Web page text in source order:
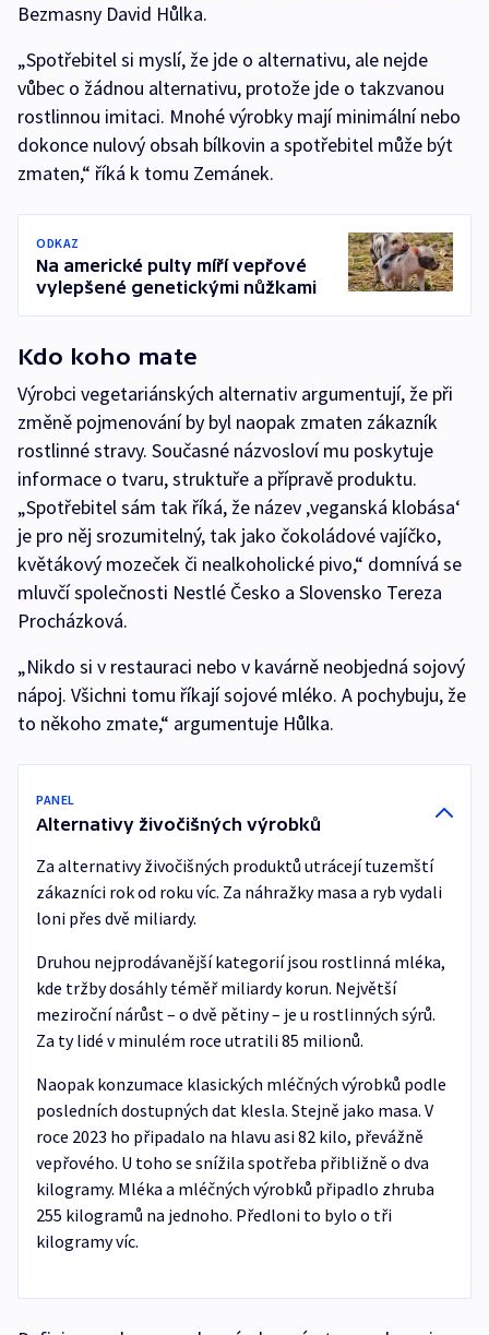
Bezmasny David Hůlka.
„Spotřebitel si myslí, že jde o alternativu, ale nejde
vůbec o žádnou alternativu, protože jde o takzvanou
rostlinnou imitaci. Mnohé výrobky mají minimální nebo
dokonce nulový obsah bílkovin a spotřebitel může být
zmaten,“ říká k tomu Zemánek.
ODKAZ
Na americké pulty míří vepřové
vylepšené genetickými nůžkami
Kdo koho mate
Výrobci vegetariánských alternativ argumentují, že při
změně pojmenování by byl naopak zmaten zákazník
rostlinné stravy. Současné názvosloví mu poskytuje
informace o tvaru, struktuře a přípravě produktu.
„Spotřebitel sám tak říká, že název ‚veganská klobása‘
je pro něj srozumitelný, tak jako čokoládové vajíčko,
květákový mozeček či nealkoholické pivo,“ domnívá se
mluvčí společnosti Nestlé Česko a Slovensko Tereza
Procházková.
„Nikdo si v restauraci nebo v kavárně neobjedná sojový
nápoj. Všichni tomu říkají sojové mléko. A pochybuju, že
to někoho zmate,“ argumentuje Hůlka.
PANEL
Alternativy živočišných výrobků
Za alternativy živočišných produktů utrácejí tuzemští
zákazníci rok od roku víc. Za náhražky masa a ryb vydali
loni přes dvě miliardy.
Druhou nejprodávanější kategorií jsou rostlinná mléka,
kde tržby dosáhly téměř miliardy korun. Největší
meziroční nárůst – o dvě pětiny – je u rostlinných sýrů.
Za ty lidé v minulém roce utratili 85 milionů.
Naopak konzumace klasických mléčných výrobků podle
posledních dostupných dat klesla. Stejně jako masa. V
roce 2023 ho připadalo na hlavu asi 82 kilo, převážně
vepřového. U toho se snížila spotřeba přibližně o dva
kilogramy. Mléka a mléčných výrobků připadlo zhruba
255 kilogramů na jednoho. Předloni to bylo o tři
kilogramy víc.